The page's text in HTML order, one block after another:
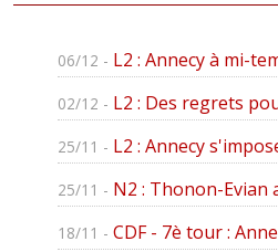
06/12 - L2 : Annecy à mi-
02/12 - L2 : Des regrets
25/11 - L2 : Annecy
25/11 - N2 : Thonon-Evian
18/11 - CDF - 7è tour :